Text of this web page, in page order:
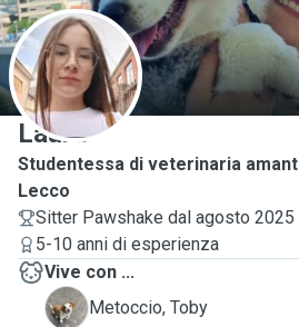
L
Laura
Studentessa di veterinaria
Lecco
Sitter Pawshake dal agosto 2025
5-10 anni di esperienza
Vive con ...
T
Metoccio, Toby